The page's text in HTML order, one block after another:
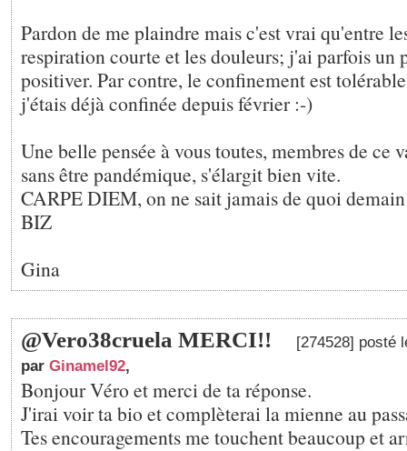
Pardon de me plaindre mais c'est vrai qu'entre
respiration courte et les douleurs; j'ai parfois un
positiver. Par contre, le confinement est
j'étais déjà confinée depuis février :-)
Une belle pensée à vous toutes, membres de ce
sans être pandémique, s'élargit bien vite.
CARPE DIEM, on ne sait jamais de quoi
BIZ
Gina
@Vero38cruela MERCI!!
[274528] posté
par Ginamel92,
Bonjour Véro et merci de ta réponse.
J'irai voir ta bio et complèterai la mienne au
Tes encouragements me touchent beaucoup et